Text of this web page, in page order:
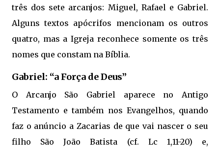
três dos sete arcanjos: Miguel, Rafael e Gabriel.
Alguns textos apócrifos mencionam os outros
quatro, mas a Igreja reconhece somente os três
nomes que constam na Bíblia.
Gabriel: “a Força de Deus”
O Arcanjo São Gabriel aparece no Antigo
Testamento e também nos Evangelhos, quando
faz o anúncio a Zacarias de que vai nascer o seu
filho São João Batista (cf. Lc 1,11-20) e,